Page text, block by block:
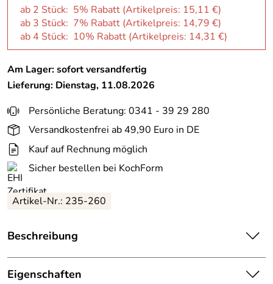
ab 2 Stück: 5% Rabatt (Artikelpreis: 15,11 €)
ab 3 Stück: 7% Rabatt (Artikelpreis: 14,79 €)
ab 4 Stück: 10% Rabatt (Artikelpreis: 14,31 €)
Am Lager: sofort versandfertig
Lieferung: Dienstag, 11.08.2026
Persönliche Beratung: 0341 - 39 29 280
Versandkostenfrei ab 49,90 Euro in DE
Kauf auf Rechnung möglich
Sicher bestellen bei KochForm
Artikel-Nr.: 235-260
Beschreibung
Kracht Jacquard-Küchentuch ANANAS aus Halbleinen, 3er
Set - Küchentücher aus 50 % Leinen und 50 %
Eigenschaften